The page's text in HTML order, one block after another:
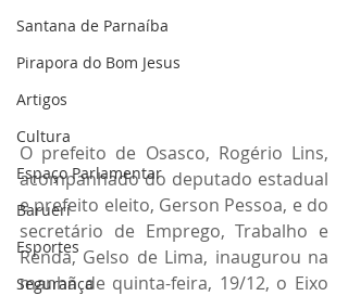
Santana de Parnaíba
Pirapora do Bom Jesus
Artigos
Cultura
Espaço Parlamentar
Barueri
Esportes
Segurança
O prefeito de Osasco, Rogério Lins,
acompanhado do deputado estadual
e prefeito eleito, Gerson Pessoa, e do
secretário de Emprego, Trabalho e
Renda, Gelso de Lima, inaugurou na
manhã de quinta-feira, 19/12, o Eixo